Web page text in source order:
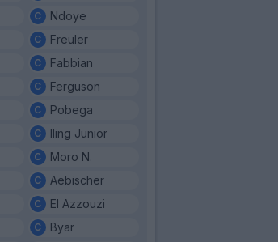
Ndoye
Freuler
Fabbian
Ferguson
Pobega
Iling Junior
Moro N.
Aebischer
El Azzouzi
Byar